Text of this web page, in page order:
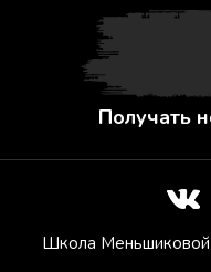
Получать
Школа